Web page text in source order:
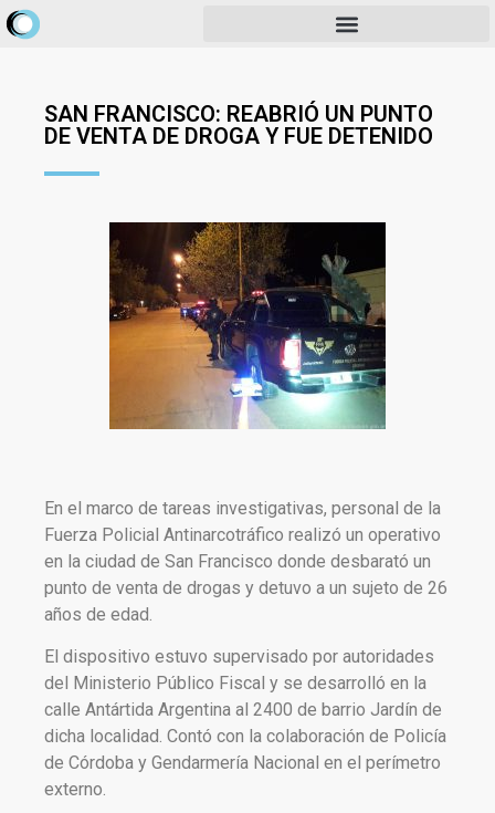
SAN FRANCISCO: REABRIÓ UN PUNTO
DE VENTA DE DROGA Y FUE DETENIDO
En el marco de tareas investigativas, personal de la
Fuerza Policial Antinarcotráfico realizó un operativo
en la ciudad de San Francisco donde desbarató un
punto de venta de drogas y detuvo a un sujeto de 26
años de edad.
El dispositivo estuvo supervisado por autoridades
del Ministerio Público Fiscal y se desarrolló en la
calle Antártida Argentina al 2400 de barrio Jardín de
dicha localidad. Contó con la colaboración de Policía
de Córdoba y Gendarmería Nacional en el perímetro
externo.